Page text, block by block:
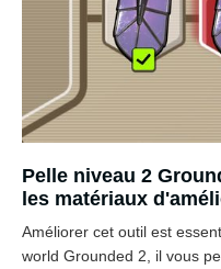
Pelle niveau 2
les matériaux
Améliorer cet outil est
world Grounded 2, il vous